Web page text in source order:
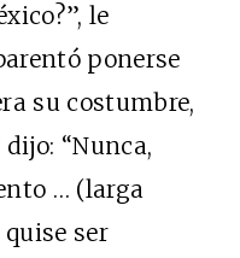
le
ponerse
su costumbre,
“Nunca,
… (larga
ser